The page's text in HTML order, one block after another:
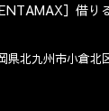
］借り
県北九州市小倉北